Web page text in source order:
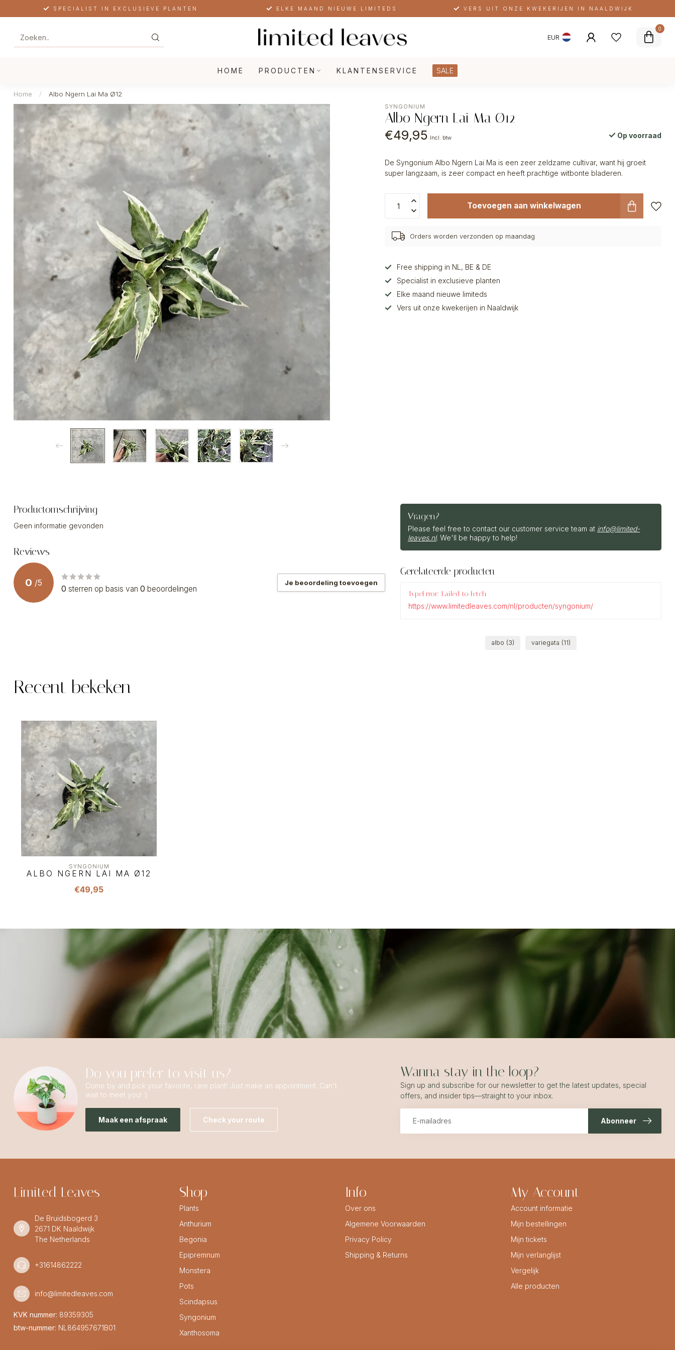
SPECIALIST IN EXCLUSIEVE PLANTEN ELKE MAAND NIEUWE LIMITEDS VERS UIT ONZE KWEKERIJEN IN NAALDWIJK
EUR
0
HOME PRODUCTEN KLANTENSERVICE SALE
Home / Albo Ngern Lai Ma Ø12
SYNGONIUM
Albo Ngern Lai Ma Ø12
€49,95 Incl. btw Op voorraad
De Syngonium Albo Ngern Lai Ma is een zeer zeldzame cultivar, want hij groeit
super langzaam, is zeer compact en heeft prachtige witbonte bladeren.
Toevoegen aan winkelwagen
Orders worden verzonden op maandag
Free shipping in NL, BE & DE
Specialist in exclusieve planten
Elke maand nieuwe limiteds
Vers uit onze kwekerijen in Naaldwijk
Productomschrijving
Geen informatie gevonden
Reviews
0 /5
0 sterren op basis van 0 beoordelingen
Je beoordeling toevoegen
Vragen?
Please feel free to contact our customer service team at info@limited-
leaves.nl. We'll be happy to help!
Gerelateerde producten
TypeError: Failed to fetch
https://www.limitedleaves.com/nl/producten/syngonium/
albo (3) variegata (11)
Recent bekeken
SYNGONIUM
ALBO NGERN LAI MA Ø12
€49,95
Do you prefer to visit us?
Come by and pick your favorite, rare plant! Just make an appointment. Can't
wait to meet you! :)
Maak een afspraak Check your route
Wanna stay in the loop?
Sign up and subscribe for our newsletter to get the latest updates, special
offers, and insider tips—straight to your inbox.
Abonneer
Limited Leaves
De Bruidsbogerd 3
2671 DK Naaldwijk
The Netherlands
+31614862222
info@limitedleaves.com
KVK nummer: 89359305
btw-nummer: NL864957671B01
Shop
Plants
Anthurium
Begonia
Epipremnum
Monstera
Pots
Scindapsus
Syngonium
Xanthosoma
Info
Over ons
Algemene Voorwaarden
Privacy Policy
Shipping & Returns
My Account
Account informatie
Mijn bestellingen
Mijn tickets
Mijn verlanglijst
Vergelijk
Alle producten